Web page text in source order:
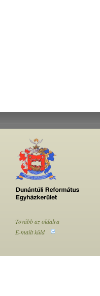
Tovább az oldalra
E-mailt küld